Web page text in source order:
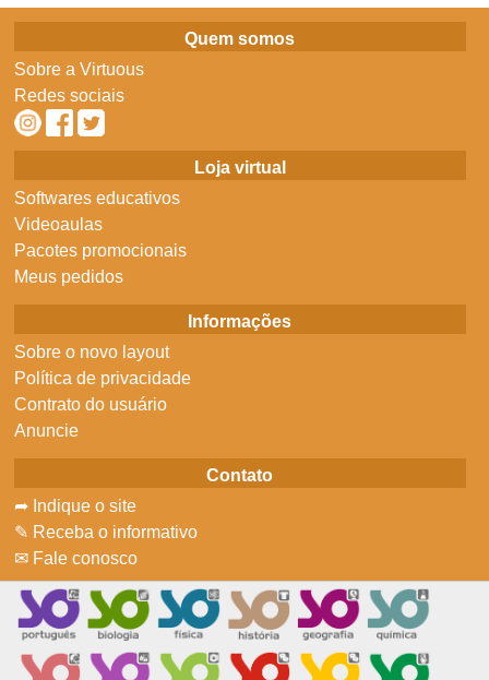
Quem somos
Sobre a Virtuous
Redes sociais
Loja virtual
Softwares educativos
Videoaulas
Pacotes promocionais
Meus pedidos
Informações
Sobre o novo layout
Política de privacidade
Contrato do usuário
Anuncie
Contato
➦ Indique o site
✎ Receba o informativo
✉ Fale conosco